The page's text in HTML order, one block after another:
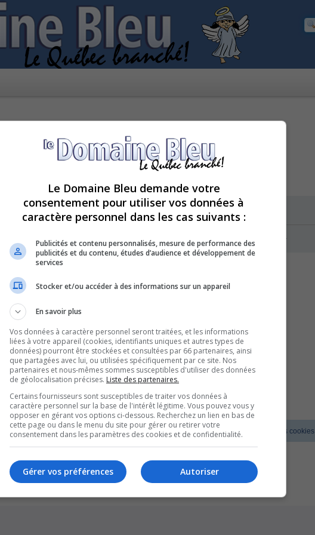
le moment car le serveur est en surcharge. Veuillez réessayer ultérieurement.
Supprimer les cookies
Style version: 1.1.8
Développé parphpBB
® Forum Software © phpBB Limited
Traduction française officielle©Qiaeru
Le Domaine Bleu demande votre
consentement pour utiliser vos données à
caractère personnel dans les cas suivants :
Publicités et contenu personnalisés, mesure de performance des
publicités et du contenu, études d’audience et développement de
services
Stocker et/ou accéder à des informations sur un appareil
En savoir plus
Vos données à caractère personnel seront traitées, et les informations
liées à votre appareil (cookies, identifiants uniques et autres types de
données) pourront être stockées et consultées par 66 partenaires, ainsi
que partagées avec lui, ou utilisées spécifiquement par ce site. Nos
partenaires et nous-mêmes sommes susceptibles d'utiliser des données
de géolocalisation précises. Liste des partenaires.
Certains fournisseurs sont susceptibles de traiter vos données à
caractère personnel sur la base de l'intérêt légitime. Vous pouvez vous y
opposer en gérant vos options ci-dessous. Recherchez un lien en bas de
cette page ou dans le menu du site pour gérer ou retirer votre
consentement dans les paramètres des cookies et de confidentialité.
Autoriser
Gérer vos préférences